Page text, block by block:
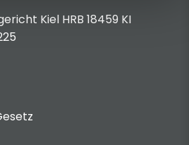
Kiel HRB 18459 KI